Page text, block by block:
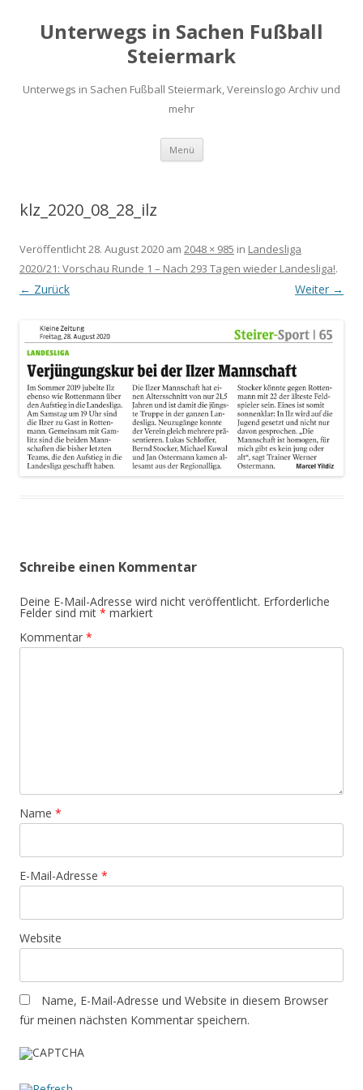
Unterwegs in Sachen Fußball
Steiermark
Unterwegs in Sachen Fußball Steiermark, Vereinslogo Archiv und
mehr
Menü Zum
springen
klz_2020_08_28_ilz
Veröffentlicht28. August 2020 am 2048 × 985 in Landesliga
2020/21: Vorschau Runde 1 – Nach 293 Tagen wieder Landesliga!.
← Zurück Weiter →
Schreibe einen Kommentar
Deine E-Mail-Adresse wird nicht veröffentlicht. Erforderliche
Felder sind mit * markiert
Kommentar *
Name *
E-Mail-Adresse *
Website
Name, E-Mail-Adresse und Website in diesem Browser
für meinen nächsten Kommentar speichern.